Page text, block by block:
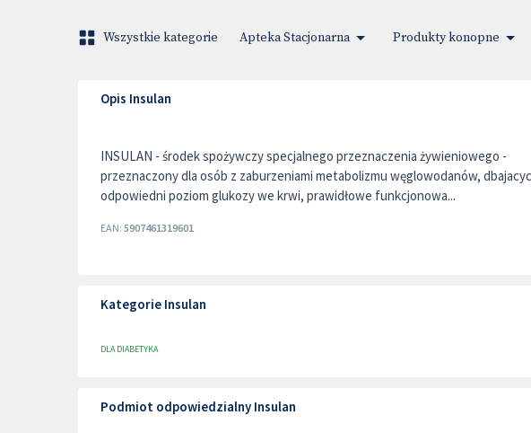
Wszystkie kategorie Apteka Stacjonarna Produkty konopne
Opis Insulan
INSULAN - środek spożywczy specjalnego przeznaczenia żywieniowego -
przeznaczony dla osób z zaburzeniami metabolizmu węglowodanów,
odpowiedni poziom glukozy we krwi, prawidłowe funkcjonowa...
EAN: 5907461319601
Kategorie Insulan
DLA DIABETYKA
Podmiot odpowiedzialny Insulan